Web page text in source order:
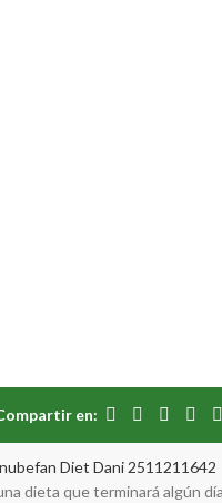
en:
dieta que terminará algún